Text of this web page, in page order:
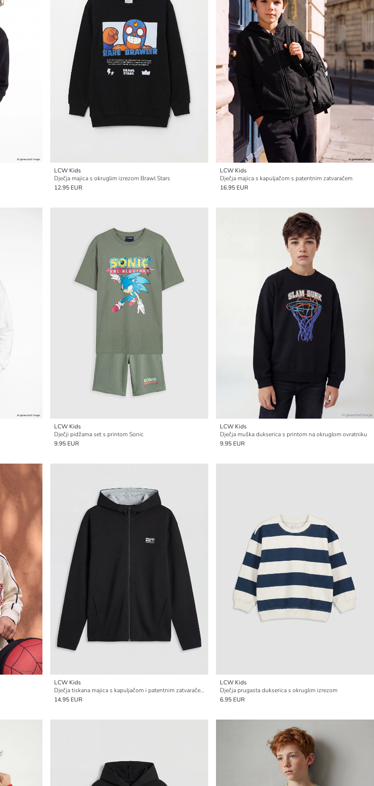
LCW Kids
Dječja majica s okruglim izrezom Brawl Stars
12.95 EUR
LCW Kids
Dječja majica s kapuljačom s patentnim zatvaračem
16.95 EUR
LCW Kids
Dječji pidžama set s printom Sonic
9.95 EUR
LCW Kids
Dječja muška dukserica s printom na okruglom ovratniku
9.95 EUR
LCW Kids
Dječja tiskana majica s kapuljačom i patentnim zatvaračem
14.95 EUR
LCW Kids
Dječja prugasta dukserica s okruglim izrezom
6.95 EUR